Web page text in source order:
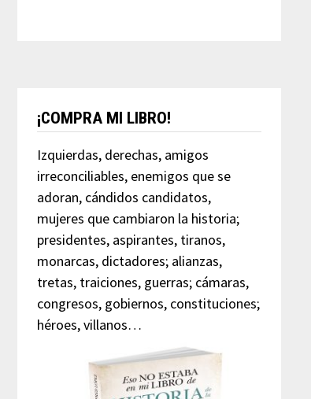
¡COMPRA MI LIBRO!
Izquierdas, derechas, amigos
irreconciliables, enemigos que se
adoran, cándidos candidatos,
mujeres que cambiaron la historia;
presidentes, aspirantes, tiranos,
monarcas, dictadores; alianzas,
tretas, traiciones, guerras; cámaras,
congresos, gobiernos, constituciones;
héroes, villanos…